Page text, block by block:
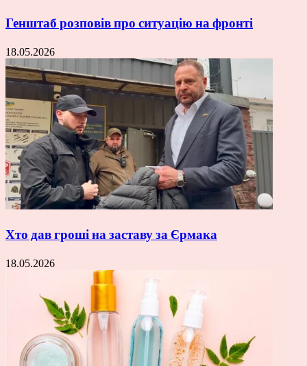
Генштаб розповів про ситуацію на фронті
18.05.2026
Хто дав гроші на заставу за Єрмака
18.05.2026